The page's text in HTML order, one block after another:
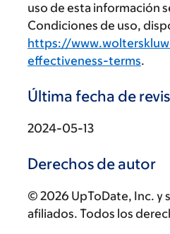
uso de esta información
Condiciones de uso,
https://
effectiveness-terms.
Última fecha de
2024-05-13
Derechos de autor
© 2026 UpToDate, Inc. y
afiliados. Todos los